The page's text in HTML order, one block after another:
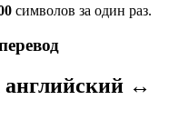
символов за один раз.
английский ↔